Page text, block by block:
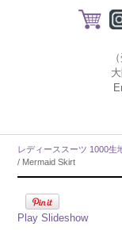
レディーススーツ 1000生
/ Mermaid Skirt
Play Slideshow